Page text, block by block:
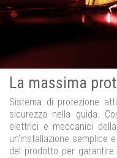
La massima
Sistema di protezione
sicurezza nella guida.
elettrici e meccanici
un’installazione semplice
del prodotto per